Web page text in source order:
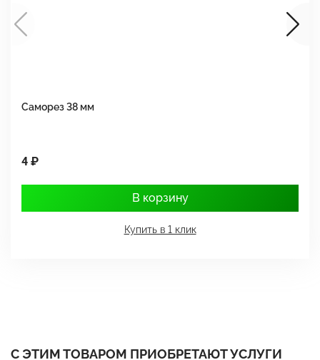
Саморез 38 мм
4 ₽
В корзину
Купить в 1 клик
С ЭТИМ ТОВАРОМ ПРИОБРЕТАЮТ УСЛУГИ